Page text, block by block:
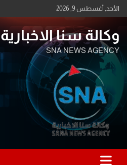
Skip
to
الأحد, أغسطس 9, 2026
وكالة سنا الاخبارية
SNA NEWS AGENCY